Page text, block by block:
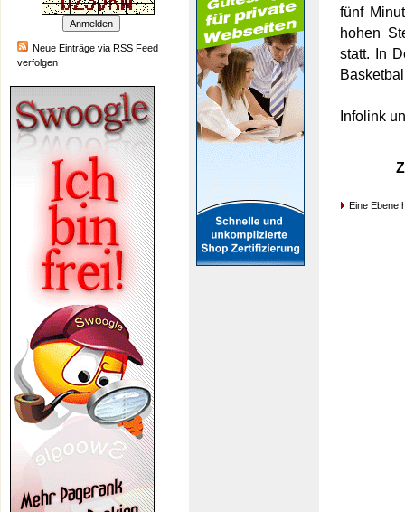
Neue Einträge via RSS Feed
verfolgen
fünf
hohen
statt. In
Infolink
Eine Ebene